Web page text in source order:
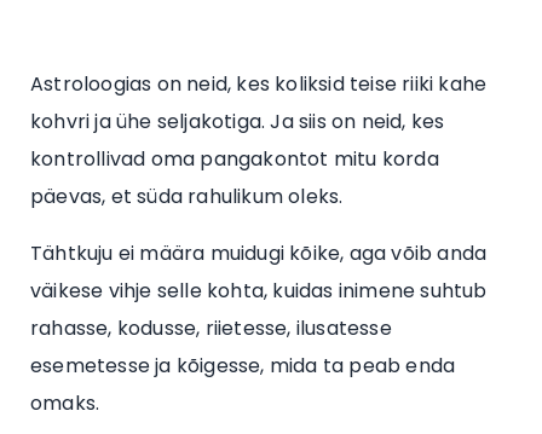
Astroloogias on neid, kes koliksid teise riiki kahe
kohvri ja ühe seljakotiga. Ja siis on neid, kes
kontrollivad oma pangakontot mitu korda
päevas, et süda rahulikum oleks.
Tähtkuju ei määra muidugi kõike, aga võib anda
väikese vihje selle kohta, kuidas inimene suhtub
rahasse, kodusse, riietesse, ilusatesse
esemetesse ja kõigesse, mida ta peab enda
omaks.